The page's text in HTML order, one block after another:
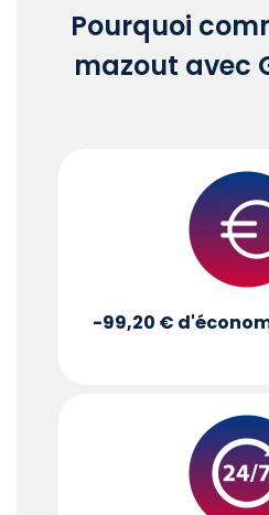
Pourquoi
mazout avec
-99,20 €